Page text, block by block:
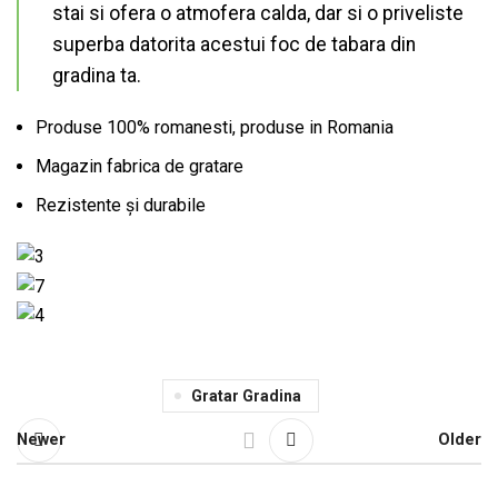
stai si ofera o atmofera calda, dar si o priveliste
superba datorita acestui foc de tabara din
gradina ta.
Produse 100% romanesti, produse in Romania
Magazin fabrica de gratare
Rezistente şi durabile
Gratar Gradina
Newer Older